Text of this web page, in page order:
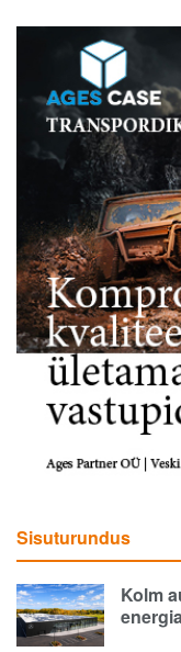
Sisuturundus
Kolm